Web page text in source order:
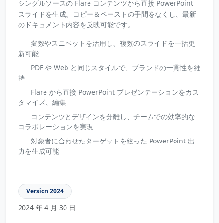
シングルソースの Flare コンテンツから直接 PowerPoint
スライドを生成。コピー＆ペーストの手間をなくし、最新
のドキュメント内容を反映可能です。
変数やスニペットを活用し、複数のスライドを一括更
新可能
PDF や Web と同じスタイルで、ブランドの一貫性を維
持
Flare から直接 PowerPoint プレゼンテーションをカス
タマイズ、編集
コンテンツとデザインを分離し、チームでの効率的な
コラボレーションを実現
対象者に合わせたターゲットを絞った PowerPoint 出
力を生成可能
Version 2024
2024 年 4 月 30 日